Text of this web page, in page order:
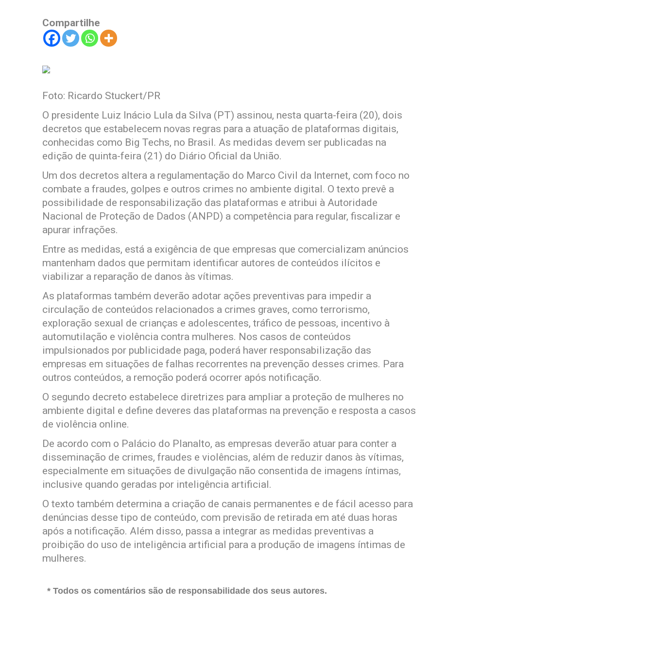
Compartilhe
Foto: Ricardo Stuckert/PR
O presidente Luiz Inácio Lula da Silva (PT) assinou, nesta quarta-feira (20), dois
decretos que estabelecem novas regras para a atuação de plataformas digitais,
conhecidas como Big Techs, no Brasil. As medidas devem ser publicadas na
edição de quinta-feira (21) do Diário Oficial da União.
Um dos decretos altera a regulamentação do Marco Civil da Internet, com foco no
combate a fraudes, golpes e outros crimes no ambiente digital. O texto prevê a
possibilidade de responsabilização das plataformas e atribui à Autoridade
Nacional de Proteção de Dados (ANPD) a competência para regular, fiscalizar e
apurar infrações.
Entre as medidas, está a exigência de que empresas que comercializam anúncios
mantenham dados que permitam identificar autores de conteúdos ilícitos e
viabilizar a reparação de danos às vítimas.
As plataformas também deverão adotar ações preventivas para impedir a
circulação de conteúdos relacionados a crimes graves, como terrorismo,
exploração sexual de crianças e adolescentes, tráfico de pessoas, incentivo à
automutilação e violência contra mulheres. Nos casos de conteúdos
impulsionados por publicidade paga, poderá haver responsabilização das
empresas em situações de falhas recorrentes na prevenção desses crimes. Para
outros conteúdos, a remoção poderá ocorrer após notificação.
O segundo decreto estabelece diretrizes para ampliar a proteção de mulheres no
ambiente digital e define deveres das plataformas na prevenção e resposta a casos
de violência online.
De acordo com o Palácio do Planalto, as empresas deverão atuar para conter a
disseminação de crimes, fraudes e violências, além de reduzir danos às vítimas,
especialmente em situações de divulgação não consentida de imagens íntimas,
inclusive quando geradas por inteligência artificial.
O texto também determina a criação de canais permanentes e de fácil acesso para
denúncias desse tipo de conteúdo, com previsão de retirada em até duas horas
após a notificação. Além disso, passa a integrar as medidas preventivas a
proibição do uso de inteligência artificial para a produção de imagens íntimas de
mulheres.
* Todos os comentários são de responsabilidade dos seus autores.